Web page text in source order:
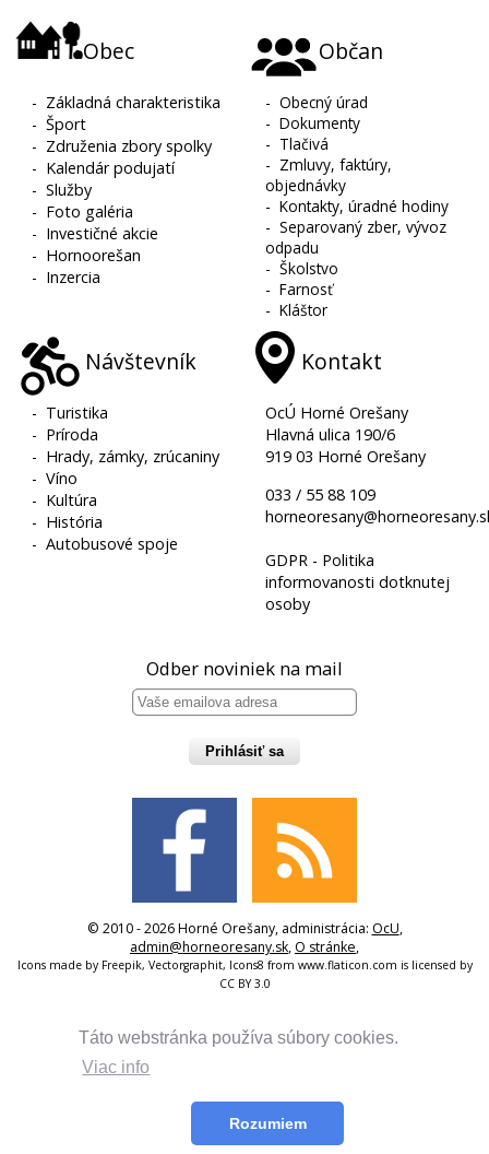
Táto webstránka používa súbory cookies.
Viac info
Rozumiem
Obec
- Základná charakteristika
-Šport
- Združenia zbory spolky
- Kalendár podujatí
-Služby
- Foto galéria
- Investičné akcie
- Hornoorešan
- Inzercia
Občan
-Obecný úrad
-Dokumenty
- Tlačivá
- Zmluvy, faktúry,
objednávky
-Kontakty, úradné hodiny
-Separovaný zber, vývoz
odpadu
-Školstvo
-Farnosť
-Kláštor
Návštevník
- Turistika
- Príroda
- Hrady, zámky, zrúcaniny
-Víno
- Kultúra
- História
-Autobusové spoje
Kontakt
OcÚ Horné Orešany
Hlavná ulica 190/6
919 03 Horné Orešany
033 / 55 88 109
GDPR - Politika
informovanosti dotknutej
osoby
Odber noviniek na mail
Prihlásiť sa
© 2010 - 2026 Horné Orešany, administrácia: OcU,
admin@horneoresany.sk, O stránke,
Icons made by Freepik, Vectorgraphit, Icons8 from www.flaticon.com is licensed by
CC BY 3.0